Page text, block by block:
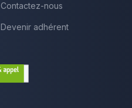
Contactez-nous
Devenir adhérent